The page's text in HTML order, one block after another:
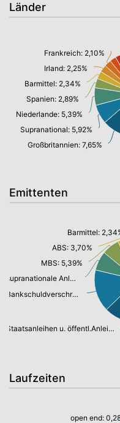
Länder
Großbritannien: 7,65%
Supranational: 5,92%
Niederlande: 5,39%
Spanien: 2,89%
Barmittel: 2,34%
Irland: 2,25%
Frankreich: 2,10%
Emittenten
Staatsanleihen u. öffentl.Anleihen: 13,81%
Bankschuldverschreibung: 13,04%
supranationale Anleihen: 5,92%
MBS: 5,39%
ABS: 3,70%
Barmittel:
Laufzeiten
open end: